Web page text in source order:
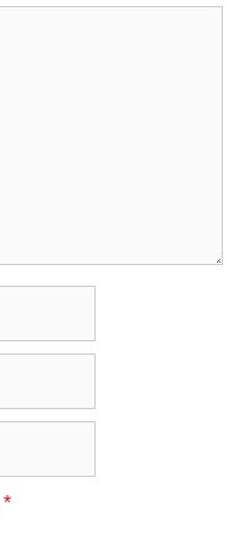
*